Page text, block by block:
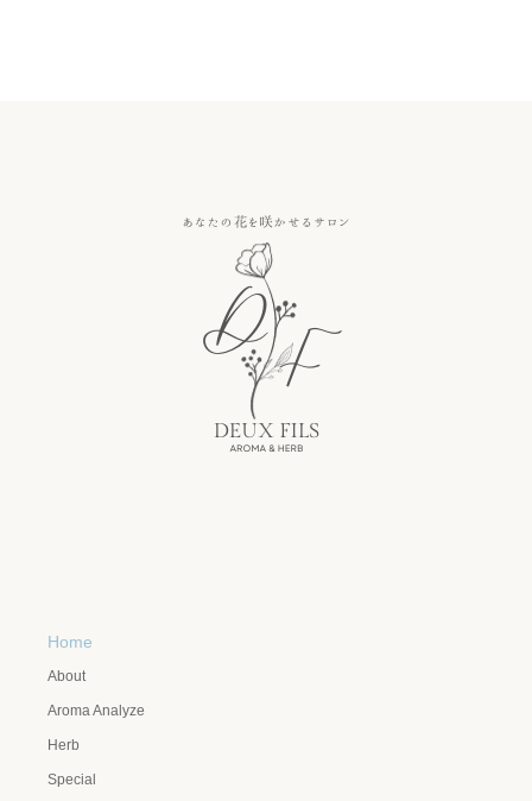
Home
About
Aroma Analyze
Herb
Special